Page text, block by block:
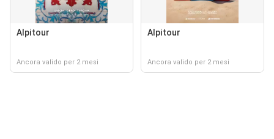
Alpitour
Ancora valido per 2 mesi
Alpitour
Ancora valido per 2 mesi